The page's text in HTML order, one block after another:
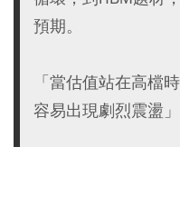
預期。
「當估值站在高檔
容易出現劇烈震盪」